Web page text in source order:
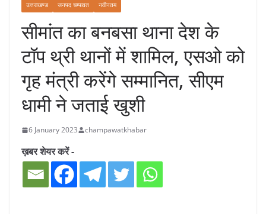
उत्तराखण्ड जनपद चम्पावत नवीनतम
सीमांत का बनबसा थाना देश के
टॉप थ्री थानों में शामिल, एसओ को
गृह मंत्री करेंगे सम्मानित, सीएम
धामी ने जताई खुशी
6 January 2023 champawatkhabar
ख़बर शेयर करें -